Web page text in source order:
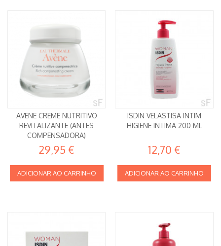
AVENE CREME NUTRITIVO
REVITALIZANTE (ANTES
COMPENSADORA)
29,95 €
ADICIONAR AO CARRINHO
ISDIN VELASTISA INTIM
HIGIENE INTIMA 200 ML
12,70 €
ADICIONAR AO CARRINHO